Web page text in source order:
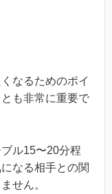
なるためのポイ
も非常に重要で
ル15〜20分程
なる相手との関
せん。